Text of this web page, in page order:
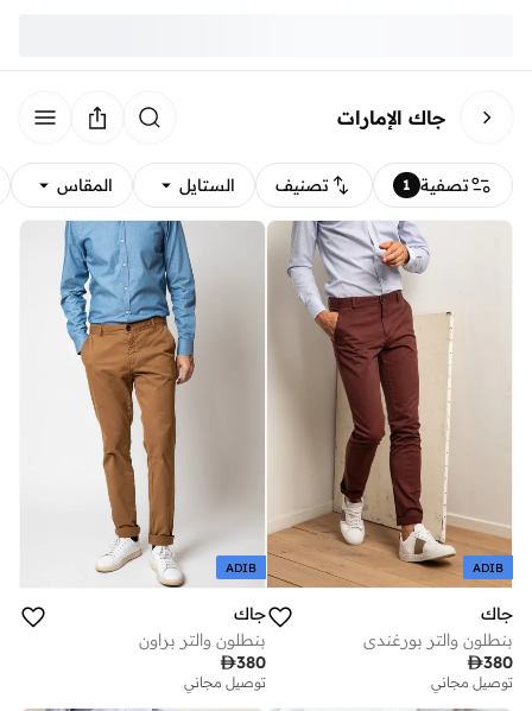
جاك الإمارات
تصفية 1 تصنيف الستايل المقاس
ADIB
جاك
بنطلون والتر بورغندي
380
توصيل مجاني
ADIB
جاك
بنطلون والتر براون
380
توصيل مجاني